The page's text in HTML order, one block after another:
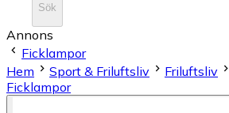
Sök
Annons
Ficklampor
Hem
Sport & Friluftsliv Friluftsliv
Ficklampor